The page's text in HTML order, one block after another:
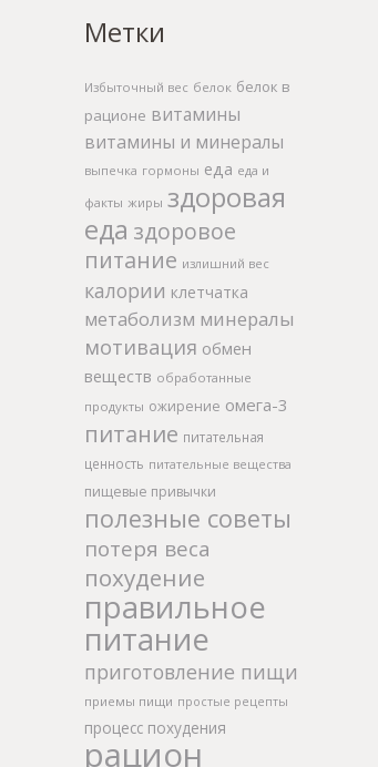
Метки
Избыточный вес белок белок в
рационе витамины
витамины и минералы
выпечка гормоны еда еда и
факты жиры здоровая
еда здоровое
питание излишний вес
калории клетчатка
метаболизм минералы
мотивация обмен
веществ обработанные
продукты ожирение омега-3
питание питательная
ценность питательные вещества
пищевые привычки
полезные советы
потеря веса
похудение
правильное
питание
приготовление пищи
приемы пищи простые рецепты
процесс похудения
рацион